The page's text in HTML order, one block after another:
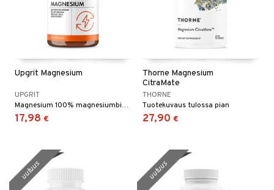
Upgrit Magnesium
UPGRIT
Magnesium 100% magnesiumbisglysinaattimuodossa.
17,98 €
Thorne Magnesium
CitraMate
THORNE
Tuotekuvaus tulossa pian
27,90 €
uutuus uutuus